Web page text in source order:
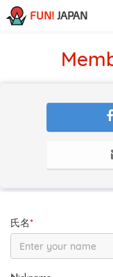
FUN! JAPAN
氏名 *